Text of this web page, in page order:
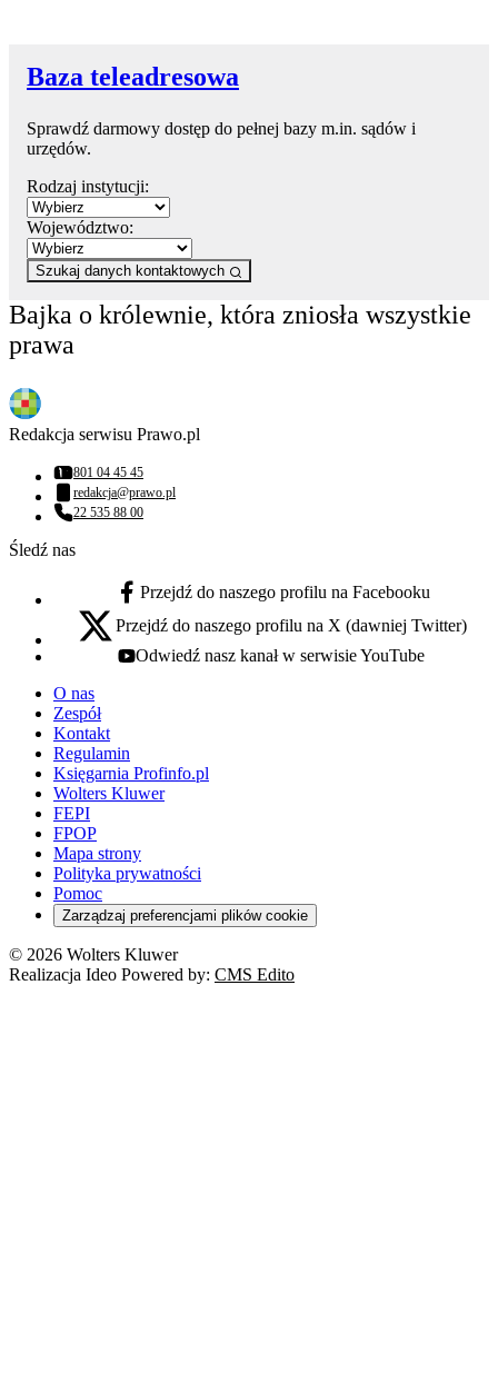
Baza teleadresowa
Sprawdź darmowy dostęp do pełnej bazy m.in. sądów i
urzędów.
Rodzaj instytucji:
Województwo:
Szukaj danych kontaktowych
Bajka o królewnie, która zniosła wszystkie
prawa
Redakcja serwisu Prawo.pl
Numer telefonu:
801 04 45 45
Adres email:
redakcja@prawo.pl
Numer telefonu:
22 535 88 00
Śledź nas
facebook - otwiera się w nowej karcie
Przejdź do naszego profilu na Facebooku
x - otwiera się w nowej karcie
Przejdź do naszego profilu na X (dawniej Twitter)
youtube - otwiera się w nowej karcie
Odwiedź nasz kanał w serwisie YouTube
O nas
Zespół
Kontakt
Regulamin
Księgarnia Profinfo.pl
Wolters Kluwer
FEPI
FPOP
Mapa strony
Polityka prywatności
Pomoc
Zarządzaj preferencjami plików cookie
© 2026 Wolters Kluwer
Realizacja Ideo Powered by: CMS Edito